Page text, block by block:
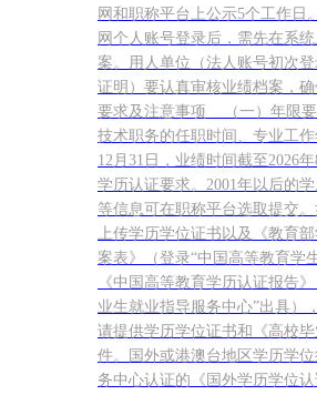
网和职称平台上公示5个工作日
网个人账号登录后，需先在系
案。用人单位（法人账号初次
证明）要认真审核业绩档案，
要求及注意事项 （一）年限要
技术职务的任职时间、专业工
12月31日，业绩时间截至2026
学历认证要求。2001年以后的
等信息可在职称平台选取提交
上传学历学位证书以及《教育
案表》（登录“中国高等教育学
《中国高等教育学历认证报告
业生就业指导服务中心”出具）
请提供学历学位证书和《高校
件。国外或港澳台地区学历学
务中心认证的《国外学历学位